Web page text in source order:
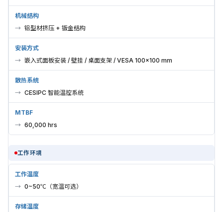
机械结构
铝型材挤压 + 钣金结构
安装方式
嵌入式面板安装 / 壁挂 / 桌面支架 / VESA 100×100 mm
散热系统
CESIPC 智能温控系统
MTBF
60,000 hrs
工作环境
工作温度
0~50℃（宽温可选）
存储温度